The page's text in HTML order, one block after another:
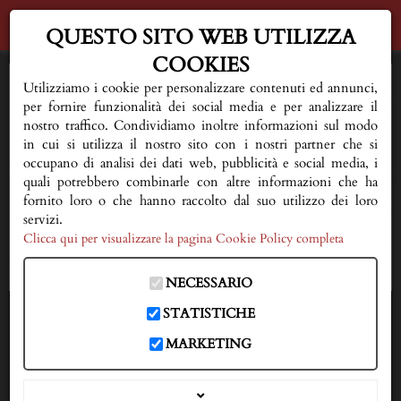
IN CASO DI DECESSO
333 3593150
HOME
AL VOSTRO FIANCO
QUALCHE CONSIGLIO
NECROLOGI
DOVE SIAMO
QUESTO SITO WEB UTILIZZA
COOKIES
Utilizziamo i cookie per personalizzare contenuti ed annunci,
per fornire funzionalità dei social media e per analizzare il
nostro traffico. Condividiamo inoltre informazioni sul modo
in cui si utilizza il nostro sito con i nostri partner che si
occupano di analisi dei dati web, pubblicità e social media, i
quali potrebbero combinarle con altre informazioni che ha
fornito loro o che hanno raccolto dal suo utilizzo dei loro
servizi.
Clicca qui per visualizzare la pagina Cookie Policy completa
NECESSARIO
STATISTICHE
MARKETING